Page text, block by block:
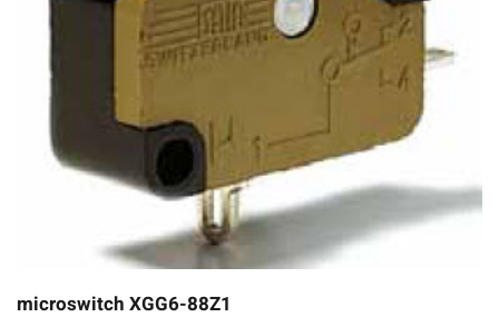
microswitch XGG6-88Z1